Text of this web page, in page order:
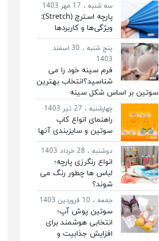
سه شنبه ، 17 مهر 1403
پارچه استرچ (Stretch):
ویژگی‌ها و کاربردها
پنج شنبه ، 30 اسفند
1403
فرم سینه خود را می
شناسید؟انتخاب بهترین
سوتین بر اساس شکل سینه‌
چهارشنبه ، 27 تیر 1403
راهنمای انواع کاپ
سوتین و سایزبندی آنها
دوشنبه ، 28 خرداد 1403
انواع رنگرزی پارچه؛
لباس ها چطور رنگ می
شوند؟
جمعه ، 10 فروردین 1403
سوتین پوش آپ؛
انتخابی هوشمند برای
افزایش جذابیت و